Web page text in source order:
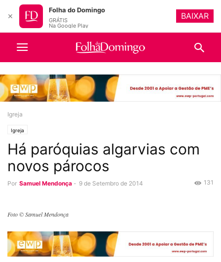
Igreja
Igreja
Há paróquias algarvias com
novos párocos
Por Samuel Mendonça - 9 de Setembro de 2014 131
Foto © Samuel Mendonça
✕
Folha do Domingo
GRÁTIS
Na Google Play
BAIXAR